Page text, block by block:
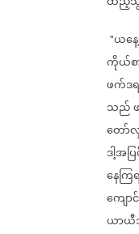
"ယန
ကိုယ်စ
ဖက်ဒ
သည်
တော်
ဒါ့အ
နေကြ
ကျော
ယာယီ